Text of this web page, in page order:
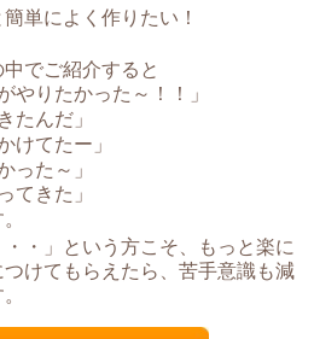
単によく作りたい！
でご紹介すると
やりたかった～！！」
たんだ」
けてたー」
った～」
てきた」
・」という方こそ、もっと楽に
けてもらえたら、苦手意識も減